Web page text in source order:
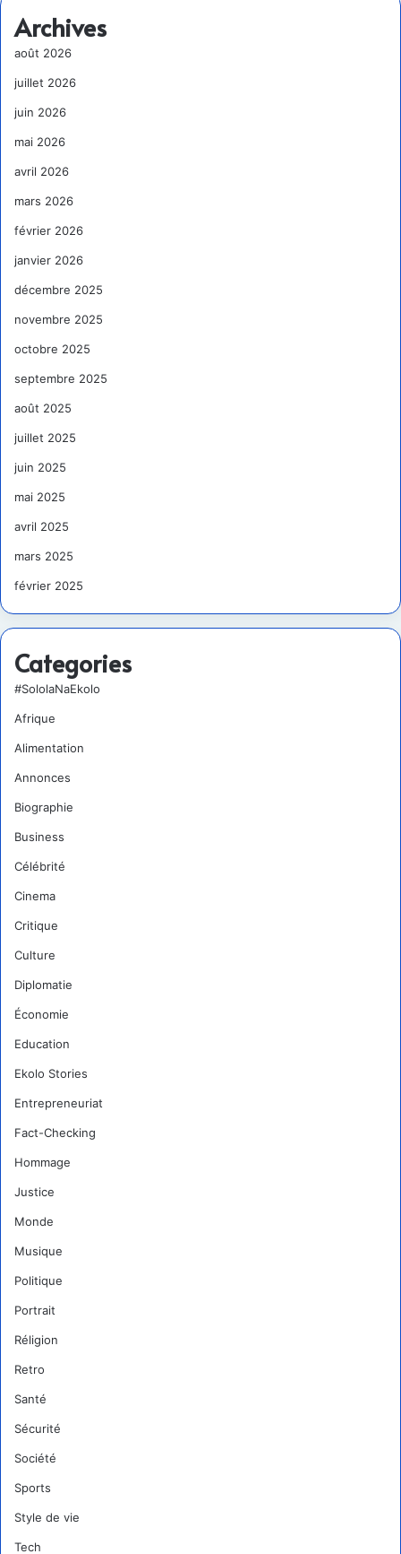
Archives
août 2026
juillet 2026
juin 2026
mai 2026
avril 2026
mars 2026
février 2026
janvier 2026
décembre 2025
novembre 2025
octobre 2025
septembre 2025
août 2025
juillet 2025
juin 2025
mai 2025
avril 2025
mars 2025
février 2025
Categories
#SololaNaEkolo
Afrique
Alimentation
Annonces
Biographie
Business
Célébrité
Cinema
Critique
Culture
Diplomatie
Économie
Education
Ekolo Stories
Entrepreneuriat
Fact-Checking
Hommage
Justice
Monde
Musique
Politique
Portrait
Réligion
Retro
Santé
Sécurité
Société
Sports
Style de vie
Tech